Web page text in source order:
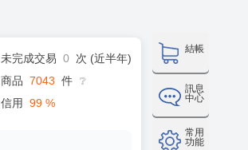
結帳
訊息
中心
常用
功能
未完成交易 0
次 (近半年)
商品 7043 件 ❔
信用 99 %